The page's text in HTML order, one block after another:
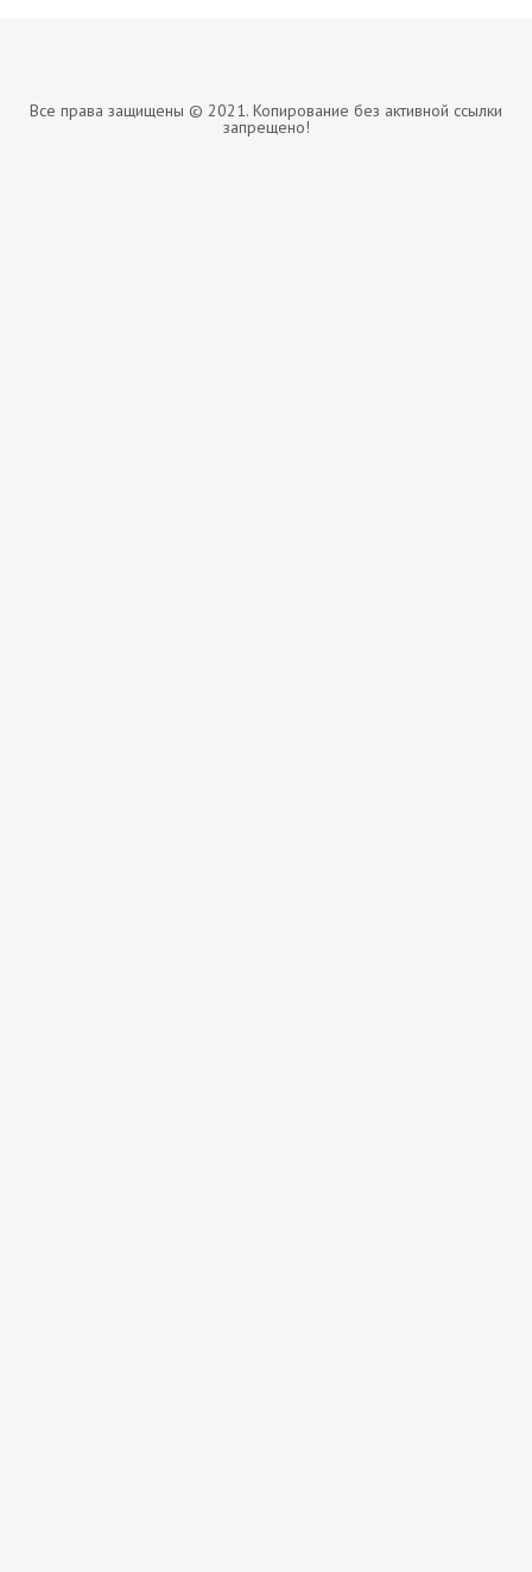
Все права защищены © 2021. Копирование без активной ссылки
запрещено!